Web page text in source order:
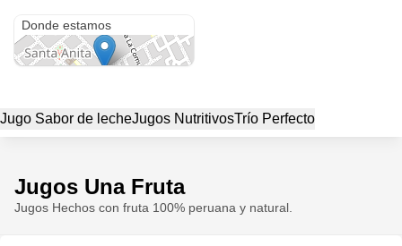
Donde estamos
Jugo Sabor de lecheJugos NutritivosTrío Perfecto
Jugos Una Fruta
Jugos Hechos con fruta 100% peruana y natural.